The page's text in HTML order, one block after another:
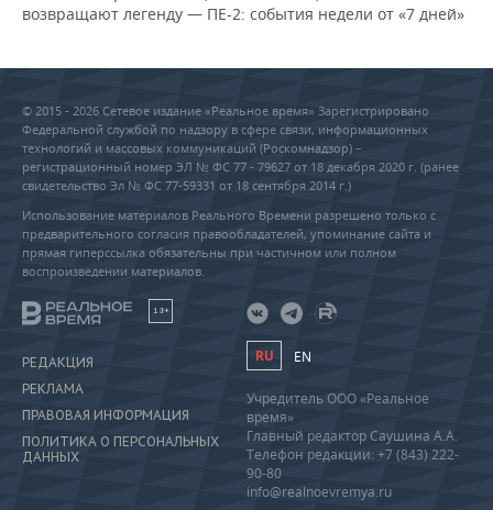
возвращают легенду — ПЕ-2: события недели от «7 дней»
© 2015 - 2026 Сетевое издание «Реальное время» Зарегистрировано
Федеральной службой по надзору в сфере связи, информационных
технологий и массовых коммуникаций (Роскомнадзор) –
регистрационный номер ЭЛ № ФС 77 - 79627 от 18 декабря 2020 г. (ранее
свидетельство Эл № ФС 77-59331 от 18 сентября 2014 г.)
Использование материалов Реального Времени разрешено только с
предварительного согласия правообладателей, упоминание сайта и
прямая гиперссылка обязательны при частичном или полном
воспроизведении материалов.
18+
РЕДАКЦИЯ
РЕКЛАМА
ПРАВОВАЯ ИНФОРМАЦИЯ
ПОЛИТИКА О ПЕРСОНАЛЬНЫХ
ДАННЫХ
RU EN
Учредитель ООО «Реальное
время»
Главный редактор Саушина А.А.
Телефон редакции: +7 (843) 222-
90-80
info@realnoevremya.ru